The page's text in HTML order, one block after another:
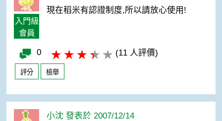
入門級
會員
現在稻米有認證制度,所以請放心使用!
0 (11 人評價)
評分 檢舉
小沈 發表於 2007/12/14